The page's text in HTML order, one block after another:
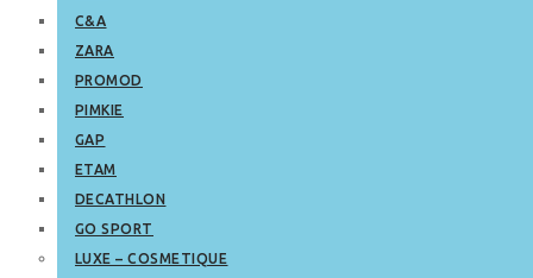
C&A
ZARA
PROMOD
PIMKIE
GAP
ETAM
DECATHLON
GO SPORT
LUXE – COSMETIQUE